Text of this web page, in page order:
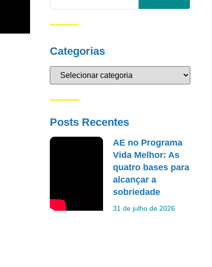
Categorias
Posts Recentes
AE no Programa
Vida Melhor: As
quatro bases para
alcançar a
sobriedade
31 de julho de 2026